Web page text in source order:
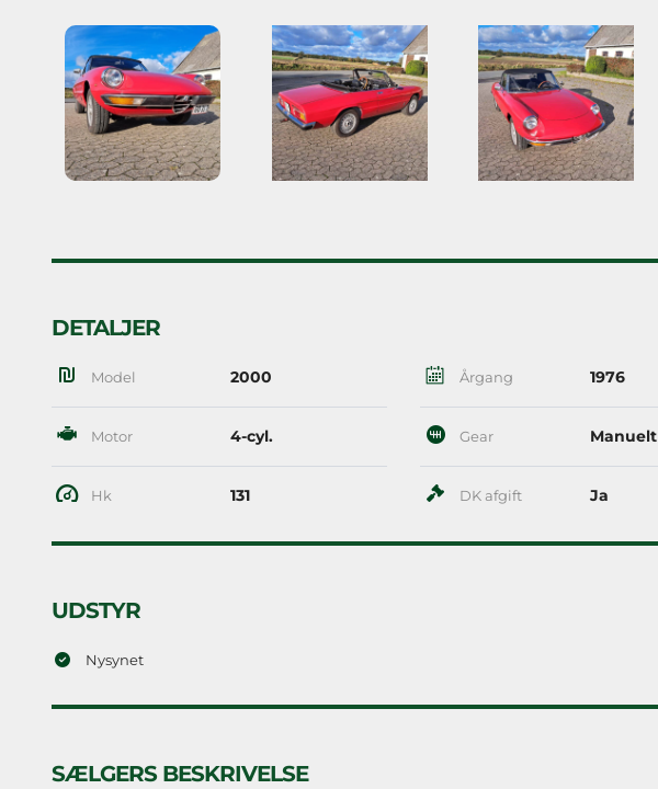
DETALJER
Model 2000 Årgang 1976
Motor 4-cyl. Gear Manuelt
Hk 131 DK afgift Ja
UDSTYR
Nysynet
SÆLGERS BESKRIVELSE